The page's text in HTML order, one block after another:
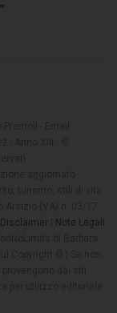
Disclaimer
Note Legali